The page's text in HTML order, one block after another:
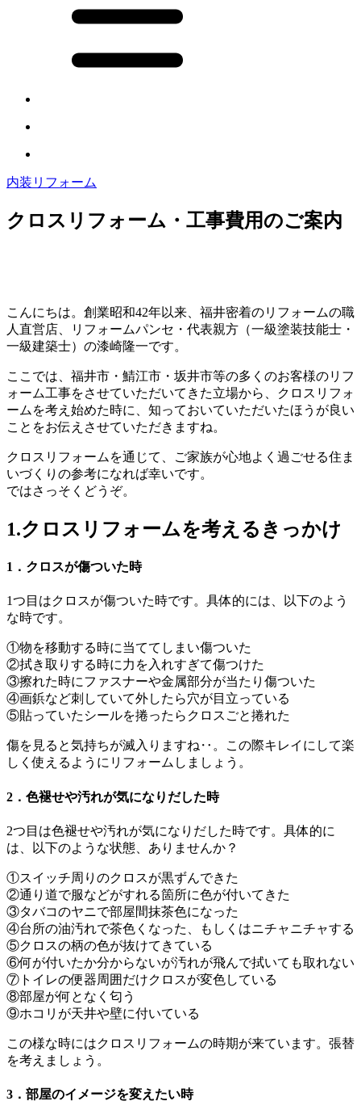
内装リフォーム
クロスリフォーム・工事費用のご案内
こんにちは。創業昭和42年以来、福井密着のリフォームの職
人直営店、リフォームパンセ・代表親方（一級塗装技能士・
一級建築士）の漆崎隆一です。
ここでは、福井市・鯖江市・坂井市等の多くのお客様のリフ
ォーム工事をさせていただいてきた立場から、クロスリフォ
ームを考え始めた時に、知っておいていただいたほうが良い
ことをお伝えさせていただきますね。
クロスリフォームを通じて、ご家族が心地よく過ごせる住ま
いづくりの参考になれば幸いです。
ではさっそくどうぞ。
1.クロスリフォームを考えるきっかけ
1．クロスが傷ついた時
1つ目はクロスが傷ついた時です。具体的には、以下のよう
な時です。
①物を移動する時に当ててしまい傷ついた
②拭き取りする時に力を入れすぎて傷つけた
③擦れた時にファスナーや金属部分が当たり傷ついた
④画鋲など刺していて外したら穴が目立っている
⑤貼っていたシールを捲ったらクロスごと捲れた
傷を見ると気持ちが滅入りますね‥。この際キレイにして楽
しく使えるようにリフォームしましょう。
2．色褪せや汚れが気になりだした時
2つ目は色褪せや汚れが気になりだした時です。具体的に
は、以下のような状態、ありませんか？
①スイッチ周りのクロスが黒ずんできた
②通り道で服などがすれる箇所に色が付いてきた
③タバコのヤニで部屋間抹茶色になった
④台所の油汚れで茶色くなった、もしくはニチャニチャする
⑤クロスの柄の色が抜けてきている
⑥何が付いたか分からないが汚れが飛んで拭いても取れない
⑦トイレの便器周囲だけクロスが変色している
⑧部屋が何となく匂う
⑨ホコリが天井や壁に付いている
この様な時にはクロスリフォームの時期が来ています。張替
を考えましょう。
3．部屋のイメージを変えたい時